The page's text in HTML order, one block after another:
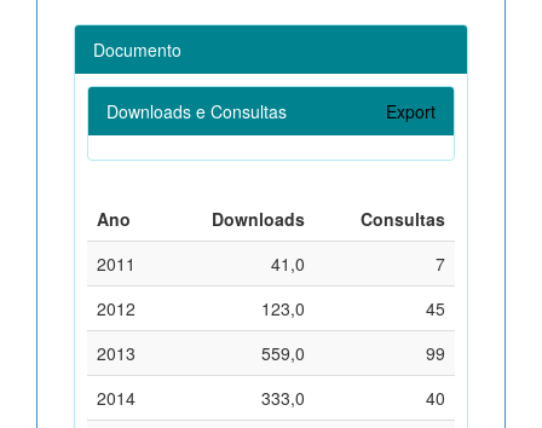
Documento
Downloads e Consultas Export
Ano Downloads
Consultas
2011
41,0
7
2012
123,0
45
2013
559,0
99
2014
333,0
40